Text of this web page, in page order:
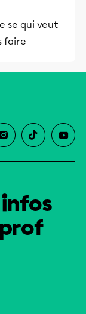
se qui veut
faire